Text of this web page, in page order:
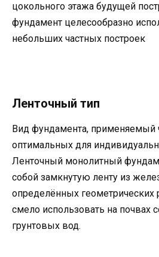
цокольного этажа будущей
фундамент целесообразно
небольших частных построек
Ленточный тип
Вид фундамента, применяемый
оптимальных для
Ленточный монолитный
собой замкнутую ленту из
определённых
смело использовать на почвах
грунтовых вод.